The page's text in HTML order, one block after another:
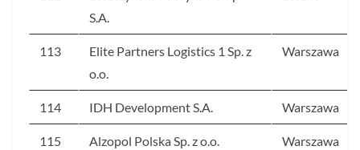
S.A.
113
Elite Partners Logistics 1 Sp. z
o.o.
Warszawa
114 IDH Development S.A. Warszawa
115 Alzopol Polska Sp. z o.o. Warszawa